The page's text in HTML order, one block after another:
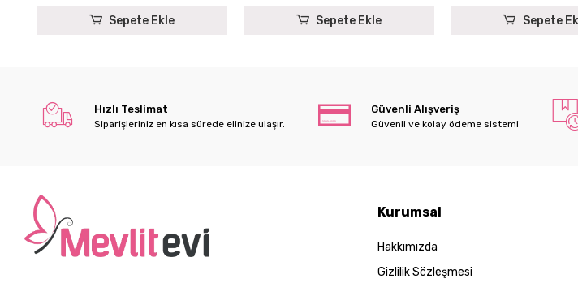
Sepete Ekle Sepete Ekle Sepete
Hızlı Teslimat
Siparişleriniz en kısa sürede elinize ulaşır.
Güvenli Alışveriş
Güvenli ve kolay ödeme sistemi
Kurumsal
Hakkımızda
Gizlilik Sözleşmesi